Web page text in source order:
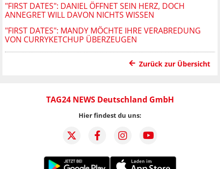
"FIRST DATES": DANIEL ÖFFNET SEIN HERZ, DOCH
ANNEGRET WILL DAVON NICHTS WISSEN
"FIRST DATES": MANDY MÖCHTE IHRE VERABREDUNG
VON CURRYKETCHUP ÜBERZEUGEN
Zurück zur Übersicht
TAG24 NEWS Deutschland GmbH
Hier findest du uns: